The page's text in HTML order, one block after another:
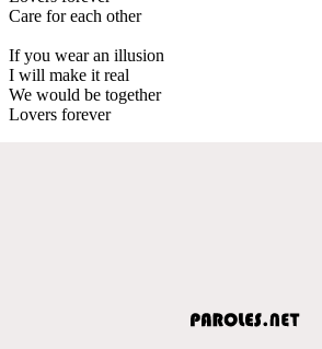
Care for each other
If you wear an illusion
I will make it real
We would be together
Lovers forever